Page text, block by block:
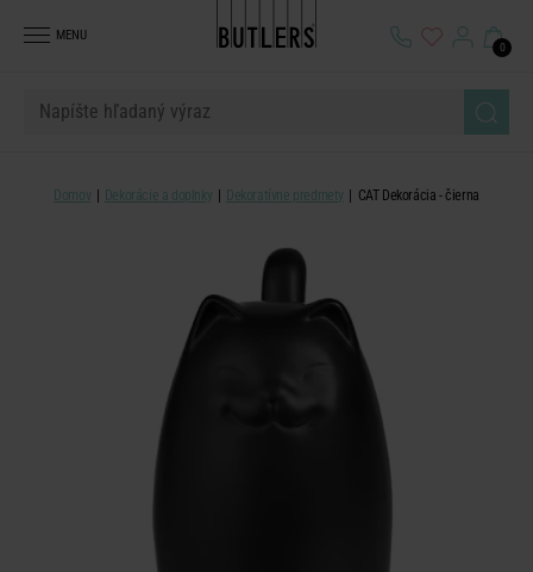
MENU
0
Domov Dekorácie a doplnky Dekoratívne predmety CAT Dekorácia - čierna